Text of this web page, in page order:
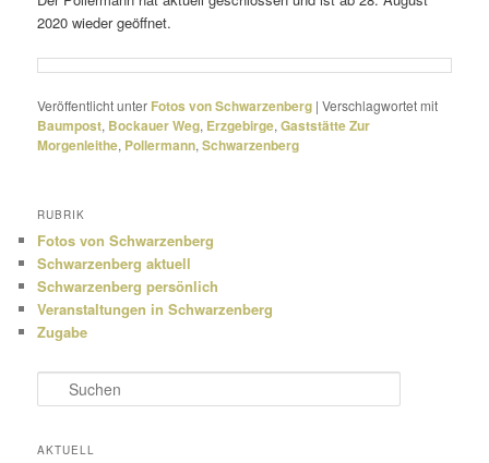
2020 wieder geöffnet.
Veröffentlicht unter Fotos von Schwarzenberg |Verschlagwortet mit
Baumpost, Bockauer Weg, Erzgebirge,Gaststätte Zur
Morgenleithe, Pollermann,Schwarzenberg
RUBRIK
Fotos von Schwarzenberg
Schwarzenberg aktuell
Schwarzenberg persönlich
Veranstaltungen in Schwarzenberg
Zugabe
u
h
AKTUELL